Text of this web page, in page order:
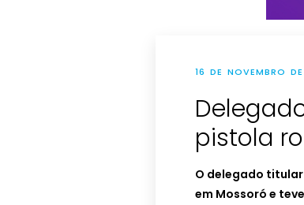
16 DE NOVEMBRO
pistola
O delegado
em Mossoró e